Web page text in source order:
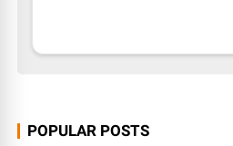
POPULAR POSTS